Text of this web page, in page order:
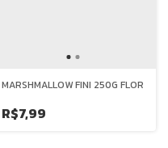
MARSHMALLOW FINI 250G FLOR
R$7,99